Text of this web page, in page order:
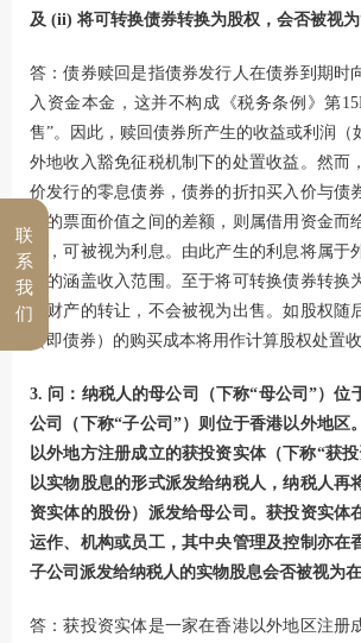
及 (ii) 将可转换债券转换为股权，会否被视为
答：债券赎回是指债券发行人在债券到期时
入资金本金，这并不构成《税务条例》第
售”。因此，赎回债券所产生的收益或利润（
外地收入豁免征税机制下的处置收益。然而
价发行的零息债券，债券的折扣买入价与债
得的票面价值之间的差额，则属借用资金而
酬，可被视为利息。由此产生的利息将属于
制的涵盖收入范围。至于将可转换债券转换
及财产的转让，不会被视为出售。如股权随
（即债券）的购买成本将用作计算股权处置收
3. 问：纳税人的母公司（下称“母公司”）位
公司（下称“子公司”）则位于香港以外地区
以外地方注册成立的获投资实体（下称“获
以实物股息的形式派发给纳税人，纳税人再
资实体的股份）派发给母公司。获投资实体
运作、机构或员工，其中央管理及控制亦在
子公司派发给纳税人的实物股息会否被视为
答：获投资实体是一家在香港以外地区注册
联
系
我
们